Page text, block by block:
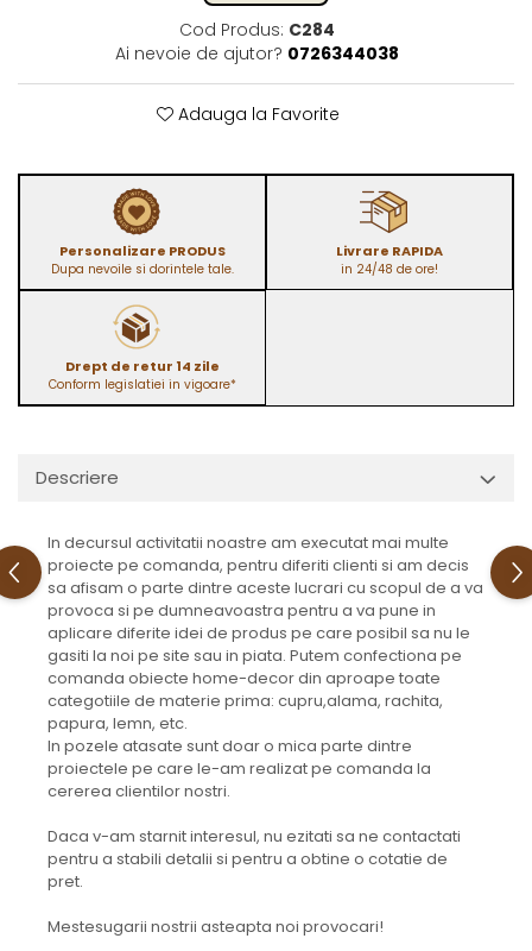
Cod Produs: C284
Ai nevoie de ajutor? 0726344038
Adauga la Favorite
Personalizare PRODUS
Dupa nevoile si dorintele tale.
Livrare RAPIDA
in 24/48 de ore!
Drept de retur 14 zile
Conform legislatiei in vigoare*
Descriere
In decursul activitatii noastre am executat mai multe
proiecte pe comanda, pentru diferiti clienti si am decis
sa afisam o parte dintre aceste lucrari cu scopul de a va
provoca si pe dumneavoastra pentru a va pune in
aplicare diferite idei de produs pe care posibil sa nu le
gasiti la noi pe site sau in piata. Putem confectiona pe
comanda obiecte home-decor din aproape toate
categotiile de materie prima: cupru,alama, rachita,
papura, lemn, etc.
In pozele atasate sunt doar o mica parte dintre
proiectele pe care le-am realizat pe comanda la
cererea clientilor nostri.
Daca v-am starnit interesul, nu ezitati sa ne contactati
pentru a stabili detalii si pentru a obtine o cotatie de
pret.
Mestesugarii nostrii asteapta noi provocari!